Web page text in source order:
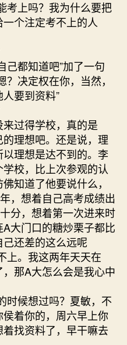
考上吗？我为什么要把
个注定考不上的人
己都知道吧”加了一句
决定权在你，当然，
要到资料”
过得学校，真的是
理想吧。还是说，理
理想是达不到的。李
校，比上次参观的认
知道了他要说什么，
，想着自己高考成绩出
分，想着第一次进来时
大门口的糖炒栗子都比
还差的这么远呢
上。我这两年天天在
那A大怎么会是我心中
时候想过吗？夏敏，不
着你的，周六早上你
找资料了，早干嘛去